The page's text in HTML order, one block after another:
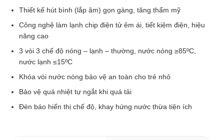
Thiết kế hút bình (lắp âm) gọn gàng, tăng thẩm mỹ
Công nghệ làm lạnh chip điện tử êm ái, tiết kiệm điện, hiệu
năng cao
3 vòi 3 chế độ nóng – lạnh – thường, nước nóng ≥85ºC,
nước lạnh ≤15ºC
Khóa vòi nước nóng bảo vệ an toàn cho trẻ nhỏ
Bảo vệ quá nhiệt tự ngắt khi quá tải
Đèn báo hiển thị chế độ, khay hứng nước thừa tiện ích